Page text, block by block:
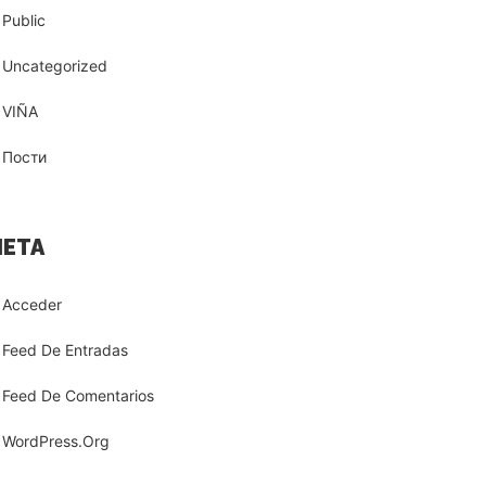
Public
Uncategorized
VIÑA
Пости
Acceder
Feed De Entradas
Feed De Comentarios
WordPress.org